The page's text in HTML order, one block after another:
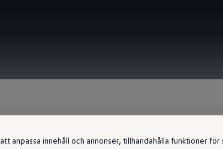
innehåll och annonser, tillhandahålla funktioner för